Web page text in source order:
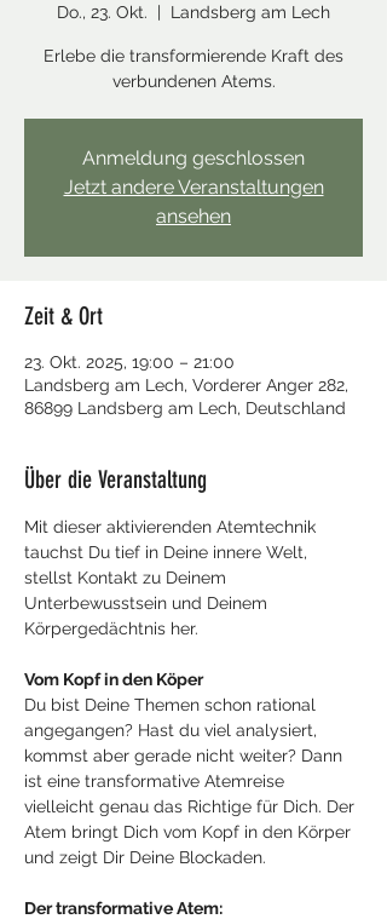
Do., 23. Okt.
  |
Landsberg am Lech
Erlebe die transformierende Kraft des
verbundenen Atems.
Anmeldung geschlossen
Jetzt andere Veranstaltungen
ansehen
Zeit & Ort
23. Okt. 2025, 19:00 – 21:00
Landsberg am Lech, Vorderer Anger 282,
86899 Landsberg am Lech, Deutschland
Über die Veranstaltung
Mit dieser aktivierenden Atemtechnik
tauchst Du tief in Deine innere Welt,
stellst Kontakt zu Deinem
Unterbewusstsein und Deinem
Körpergedächtnis her.
Vom Kopf in den Köper
Du bist Deine Themen schon rational
angegangen? Hast du viel analysiert,
kommst aber gerade nicht weiter? Dann
ist eine transformative Atemreise
vielleicht genau das Richtige für Dich. Der
Atem bringt Dich vom Kopf in den Körper
und zeigt Dir Deine Blockaden.
Der transformative Atem: